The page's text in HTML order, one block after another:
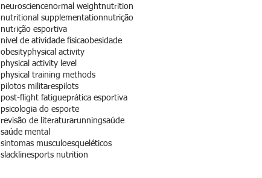
neurosciencenormal weightnutrition
nutritional supplementationnutrição
nutrição esportiva
nível de atividade físicaobesidade
obesityphysical activity
physical activity level
physical training methods
pilotos militarespilots
post-flight fatigueprática esportiva
psicologia do esporte
revisão de literaturarunningsaúde
saúde mental
sintomas musculoesqueléticos
slacklinesports nutrition